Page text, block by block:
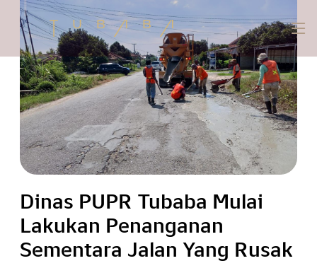
Dinas PUPR Tubaba Mulai
Lakukan Penanganan
Sementara Jalan Yang Rusak